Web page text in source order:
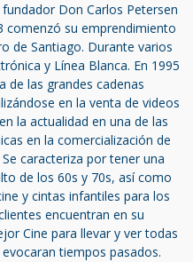
Don Carlos Petersen
comenzó su emprendimiento
de Santiago. Durante varios
y Línea Blanca. En 1995
de las grandes cadenas
en la venta de videos
la actualidad en una de las
en la comercialización de
caracteriza por tener una
de los 60s y 70s, así como
y cintas infantiles para los
encuentran en su
Cine para llevar y ver todas
tiempos pasados.